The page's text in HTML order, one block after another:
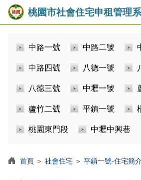
桃園市社會住宅申租管理
中路一號 中路二號
中路四號 八德一號
八德三號 中壢一號
蘆竹二號 平鎮一號
桃園東門段 中壢中興巷
首頁 ＞ 社會住宅 ＞ 平鎮一號-住宅簡